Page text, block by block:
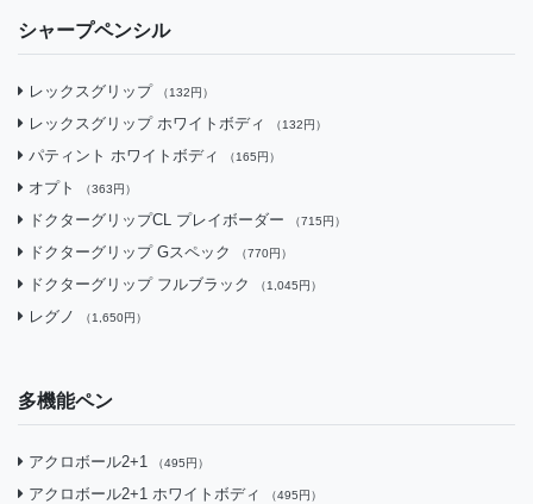
シャープペンシル
レックスグリップ （132円）
レックスグリップ ホワイトボディ （132円）
パティント ホワイトボディ （165円）
オプト （363円）
ドクターグリップCL プレイボーダー （715円）
ドクターグリップ Gスペック （770円）
ドクターグリップ フルブラック （1,045円）
レグノ （1,650円）
多機能ペン
アクロボール2+1 （495円）
アクロボール2+1 ホワイトボディ （495円）